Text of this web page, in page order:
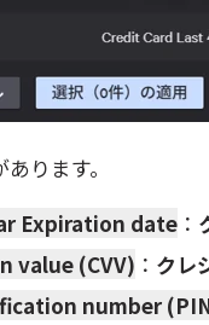
ります。
Expiration date ：
value (CVV) ： クレ
number